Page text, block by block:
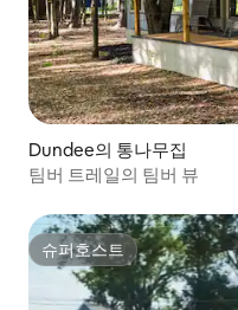
Dundee의 통나무집
팀버 트레일의 팀버 뷰
슈퍼호스트
슈퍼호스트